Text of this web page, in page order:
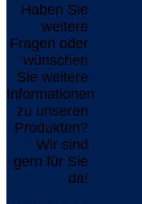
Haben Sie
weitere
Fragen oder
wünschen
Sie weitere
Informationen
zu unseren
Produkten?
Wir sind
gern für Sie
da!